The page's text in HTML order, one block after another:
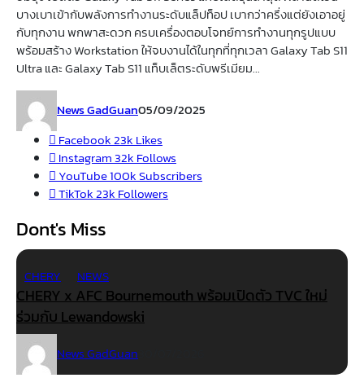
บางเบาเข้ากับพลังการทำงานระดับแล็ปท็อป เบากว่าครึ่งแต่ยังเอาอยู่
กับทุกงาน พกพาสะดวก ครบเครื่องตอบโจทย์การทำงานทุกรูปแบบ
พร้อมสร้าง Workstation ให้จบงานได้ในทุกที่ทุกเวลา Galaxy Tab S11
Ultra และ Galaxy Tab S11 แท็บเล็ตระดับพรีเมียม...
News GadGuan05/09/2025
Facebook23k Likes
Instagram32k Follows
YouTube100kSubscribers
TikTok23k Followers
Dont's Miss
CHERY NEWS
CHERY x AFC Bournemouth พร้อมเปิดตัว TVC ใหม่
ร่วมกับ Lewandowski
News GadGuan